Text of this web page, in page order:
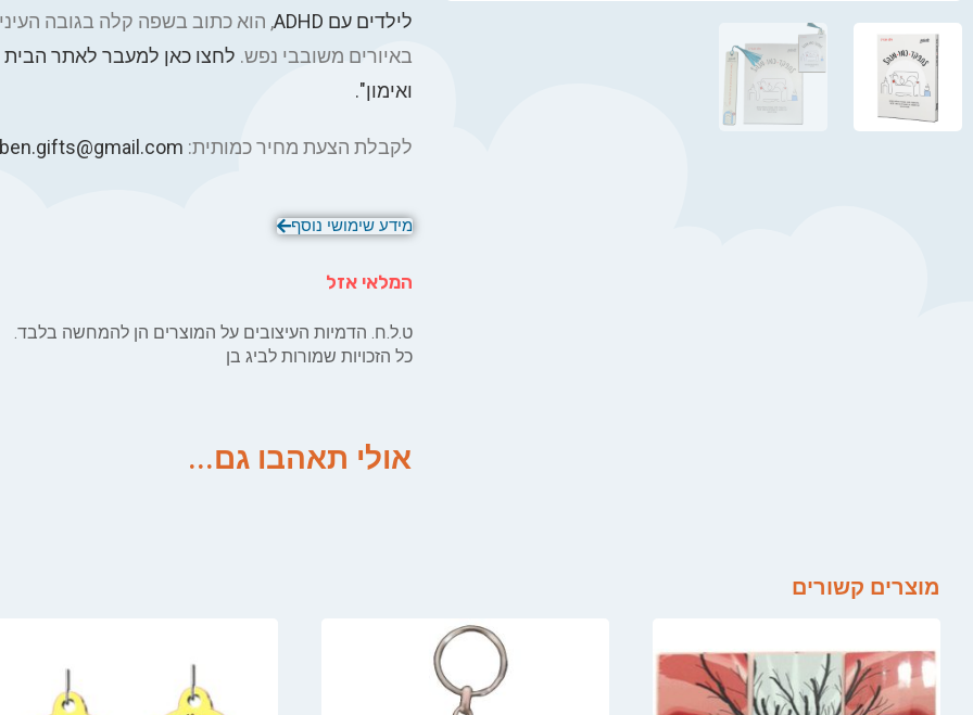
לילדים עם ADHD
, הוא כתוב בשפה קלה בגובה
באיורים משובבי נפש. לחצו כאן למעבר לאתר
ואימון".
לקבלת הצעת מחיר כמותית:
מידע שימושי נוסף
המלאי אזל
ט.ל.ח. הדמיות העיצובים על המוצרים הן להמחשה בלבד.
כל הזכויות שמורות לביג בן
אולי תאהבו גם...
מוצרים קשורים